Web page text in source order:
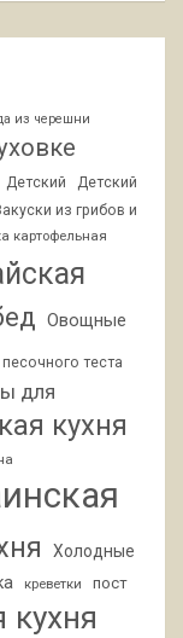
из черешни
Детский
Детский
из грибов и
картофельная
Овощные
теста
для
кухня
Холодные
креветки пост
кухня